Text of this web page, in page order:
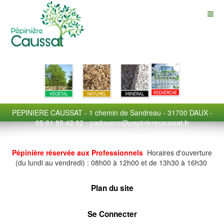
PEPINIERE CAUSSAT - 1 chemin de Sandreau - 31700 DAUX -
05 61 85 42 02 - padouenc@pepinierecaussat.fr
Pépinière réservée aux Professionnels Horaires d'ouverture
(du lundi au vendredi) : 08h00 à 12h00 et de 13h30 à 16h30
Plan du site
Se Connecter